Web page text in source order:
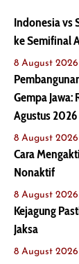
Indonesia vs
ke Semifinal
8 August 2026
Gempa
Agustus 2026
8 August 2026
Cara
Nonaktif
8 August 2026
Kejagung
Jaksa
8 August 2026